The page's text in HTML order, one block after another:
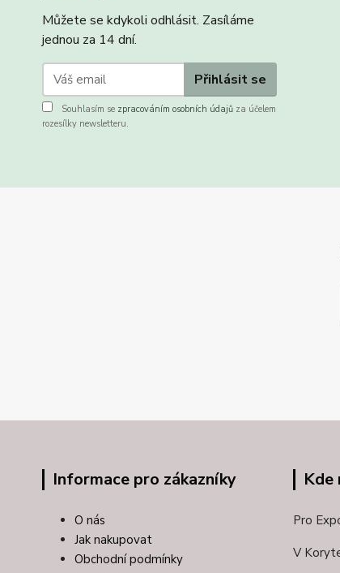
Můžete se kdykoli odhlásit. Zasíláme
jednou za 14 dní.
Přihlásit se
Souhlasím se zpracováním osobních údajů za účelem
rozesílky newsletteru.
Informace pro zákazníky
O nás
Jak nakupovat
Obchodní podmínky
Kde
Pro
V